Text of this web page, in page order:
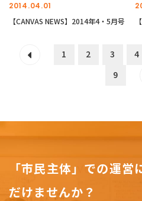
2014.04.01
【CANVAS NEWS】2014年4・5月号
1 2 3 4
9
「市民主体」での運
だけませんか？